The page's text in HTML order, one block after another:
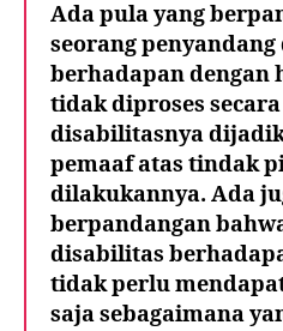
Ada pula yang
seorang
berhadapan dengan
tidak diproses
disabilitasnya
pemaaf atas tindak
dilakukannya. Ada
berpandangan
disabilitas
tidak perlu
saja sebagaimana